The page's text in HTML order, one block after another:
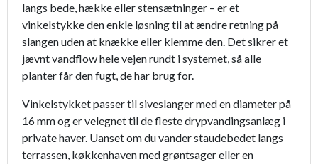
langs bede, hække eller stensætninger – er et
vinkelstykke den enkle løsning til at ændre retning på
slangen uden at knække eller klemme den. Det sikrer et
jævnt vandflow hele vejen rundt i systemet, så alle
planter får den fugt, de har brug for.
Vinkelstykket passer til siveslanger med en diameter på
16 mm og er velegnet til de fleste drypvandingsanlæg i
private haver. Uanset om du vander staudebedet langs
terrassen, køkkenhaven med grøntsager eller en